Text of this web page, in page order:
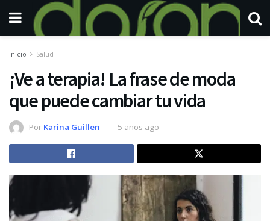
Inicio Salud
¡Ve a terapia! La frase de moda
que puede cambiar tu vida
Por Karina Guillen 5 años ago